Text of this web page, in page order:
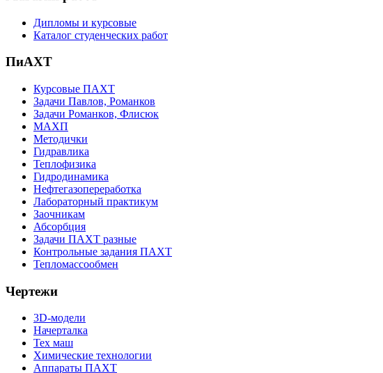
Дипломы и курсовые
Каталог студенческих работ
ПиАХТ
Курсовые ПАХТ
Задачи Павлов, Романков
Задачи Романков, Флисюк
МАХП
Методички
Гидравлика
Теплофизика
Гидродинамика
Нефтегазопереработка
Лабораторный практикум
Заочникам
Абсорбция
Задачи ПАХТ разные
Контрольные задания ПАХТ
Тепломассообмен
Чертежи
3D-модели
Начерталка
Тех маш
Химические технологии
Аппараты ПАХТ